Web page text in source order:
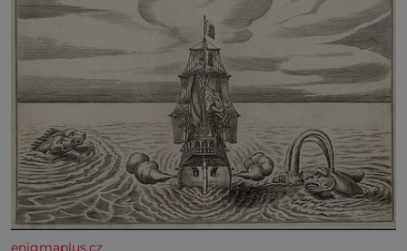
enigmaplus.cz